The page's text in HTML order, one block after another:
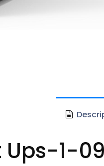
Ups-1-